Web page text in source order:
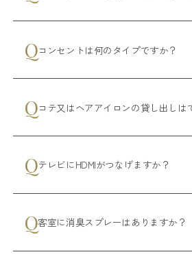
コンセントは何のタイプですか？
コテ又はヘアアイロンの貸し出しは
テレビにHDMIがつなげますか？
客室に消臭スプレーはありますか？